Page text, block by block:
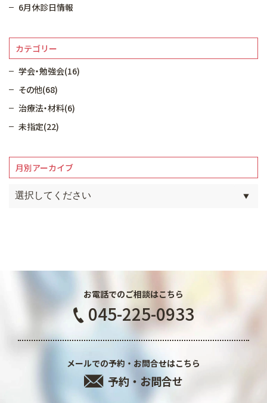
6月休診日情報
カテゴリー
学会・勉強会(16)
その他(68)
治療法・材料(6)
未指定(22)
月別アーカイブ
お電話でのご相談はこちら
045-225-0933
メールでの予約・お問合せはこちら
予約・お問合せ